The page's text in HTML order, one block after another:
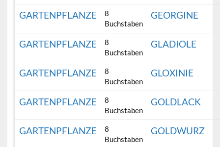
GARTENPFLANZE
8
Buchstaben
GEORGINE
GARTENPFLANZE
8
Buchstaben
GLADIOLE
GARTENPFLANZE
8
Buchstaben
GLOXINIE
GARTENPFLANZE
8
Buchstaben
GOLDLACK
GARTENPFLANZE
8
Buchstaben
GOLDWURZ